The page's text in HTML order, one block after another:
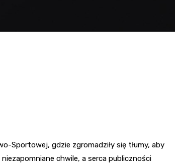
Sportowej, gdzie zgromadziły się tłumy, aby
chwile, a serca publiczności